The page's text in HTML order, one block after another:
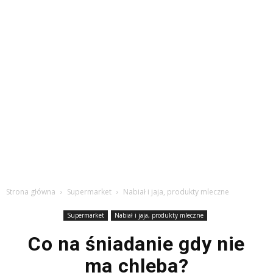
Strona główna Supermarket Nabiał i jaja, produkty mleczne
Supermarket Nabiał i jaja, produkty mleczne
Co na śniadanie gdy nie
ma chleba?